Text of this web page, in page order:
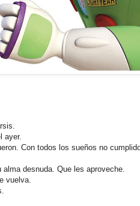
ayer.
Con todos los sueños no
desnuda. Que les aproveche.
vuelva.